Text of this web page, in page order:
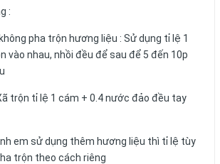
:
pha trộn hương liệu : Sử dụng tỉ lệ 1
vào nhau, nhồi đều để sau để 5 đến 10p
trộn tỉ lệ 1 cám + 0.4 nước đảo đều tay
em sử dụng thêm hương liệu thì tỉ lệ tùy
trộn theo cách riêng